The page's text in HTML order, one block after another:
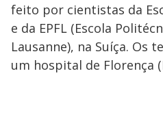
feito por cientistas da
e da EPFL (Escola
Lausanne), na Suíça. Os
um hospital de Florença